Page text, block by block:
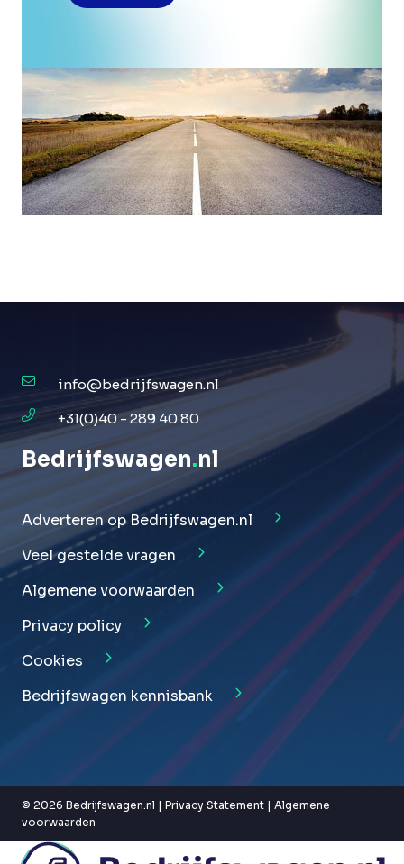
info@bedrijfswagen.nl
+31(0)40 - 289 40 80
Bedrijfswagen.nl
Adverteren op Bedrijfswagen.nl
Veel gestelde vragen
Algemene voorwaarden
Privacy policy
Cookies
Bedrijfswagen kennisbank
© 2026 Bedrijfswagen.nl | Privacy Statement | Algemene
voorwaarden